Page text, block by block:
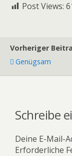
Post Views:
Vorheriger
Genügsam
Schreibe
Deine E-Mail-
Erforderliche